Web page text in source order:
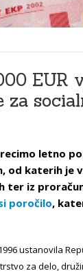
EUR
za
recimo letno
od katerih je
ter iz
poročilo,
ustanovila
za delo,